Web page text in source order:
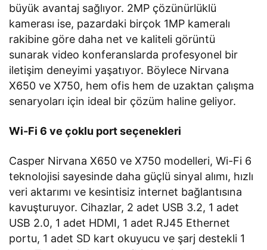
büyük avantaj sağlıyor. 2MP çözünürlüklü
kamerası ise, pazardaki birçok 1MP kameralı
rakibine göre daha net ve kaliteli görüntü
sunarak video konferanslarda profesyonel bir
iletişim deneyimi yaşatıyor. Böylece Nirvana
X650 ve X750, hem ofis hem de uzaktan çalışma
senaryoları için ideal bir çözüm haline geliyor.
Wi-Fi 6 ve çoklu port seçenekleri
Casper Nirvana X650 ve X750 modelleri, Wi-Fi 6
teknolojisi sayesinde daha güçlü sinyal alımı, hızlı
veri aktarımı ve kesintisiz internet bağlantısına
kavuşturuyor. Cihazlar, 2 adet USB 3.2, 1 adet
USB 2.0, 1 adet HDMI, 1 adet RJ45 Ethernet
portu, 1 adet SD kart okuyucu ve şarj destekli 1